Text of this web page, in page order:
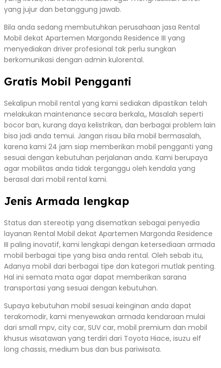
yang jujur dan betanggung jawab.
Bila anda sedang membutuhkan perusahaan jasa Rental
Mobil dekat Apartemen Margonda Residence III yang
menyediakan driver profesional tak perlu sungkan
berkomunikasi dengan admin kulorental.
Gratis Mobil Pengganti
Sekalipun mobil rental yang kami sediakan dipastikan telah
melakukan maintenance secara berkala,, Masalah seperti
bocor ban, kurang daya kelistrikan, dan berbagai problem lain
bisa jadi anda temui. Jangan risau bila mobil bermasalah,
karena kami 24 jam siap memberikan mobil pengganti yang
sesuai dengan kebutuhan perjalanan anda. Kami berupaya
agar mobilitas anda tidak terganggu oleh kendala yang
berasal dari mobil rental kami.
Jenis Armada lengkap
Status dan stereotip yang disematkan sebagai penyedia
layanan Rental Mobil dekat Apartemen Margonda Residence
III paling inovatif, kami lengkapi dengan ketersediaan armada
mobil berbagai tipe yang bisa anda rental. Oleh sebab itu,
Adanya mobil dari berbagai tipe dan kategori mutlak penting.
Hal ini semata mata agar dapat memberikan sarana
transportasi yang sesuai dengan kebutuhan.
Supaya kebutuhan mobil sesuai keinginan anda dapat
terakomodir, kami menyewakan armada kendaraan mulai
dari small mpv, city car, SUV car, mobil premium dan mobil
khusus wisatawan yang terdiri dari Toyota Hiace, isuzu elf
long chassis, medium bus dan bus pariwisata.